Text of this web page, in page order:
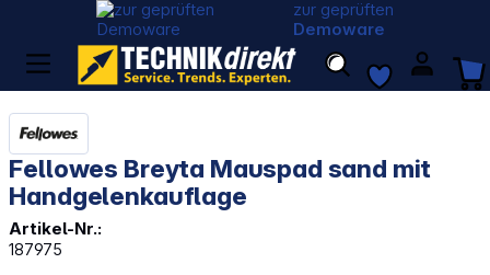
zur geprüften
Demoware
Fellowes Breyta Mauspad sand mit
Handgelenkauflage
Artikel-Nr.:
187975